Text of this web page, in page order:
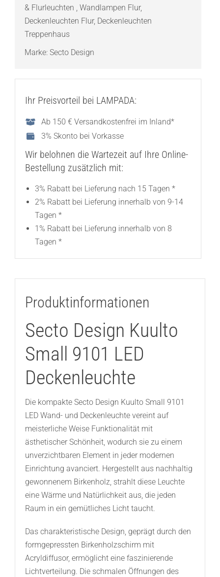
& Flurleuchten , Wandlampen Flur,
Deckenleuchten Flur, Deckenleuchten
Treppenhaus
Marke: Secto Design
Ihr Preisvorteil bei LAMPADA:
Ab 150 € Versandkostenfrei im Inland*
3% Skonto bei Vorkasse
Wir belohnen die Wartezeit auf Ihre Online-
Bestellung zusätzlich mit:
3% Rabatt bei Lieferung nach 15 Tagen *
2% Rabatt bei Lieferung innerhalb von 9-14
Tagen *
1% Rabatt bei Lieferung innerhalb von 8
Tagen *
Produktinformationen
Secto Design Kuulto
Small 9101 LED
Deckenleuchte
Die kompakte Secto Design Kuulto Small 9101
LED Wand- und Deckenleuchte vereint auf
meisterliche Weise Funktionalität mit
ästhetischer Schönheit, wodurch sie zu einem
unverzichtbaren Element in jeder modernen
Einrichtung avanciert. Hergestellt aus nachhaltig
gewonnenem Birkenholz, strahlt diese Leuchte
eine Wärme und Natürlichkeit aus, die jeden
Raum in ein gemütliches Licht taucht.
Das charakteristische Design, geprägt durch den
formgepressten Birkenholzschirm mit
Acryldiffusor, ermöglicht eine faszinierende
Lichtverteilung. Die schmalen Öffnungen des